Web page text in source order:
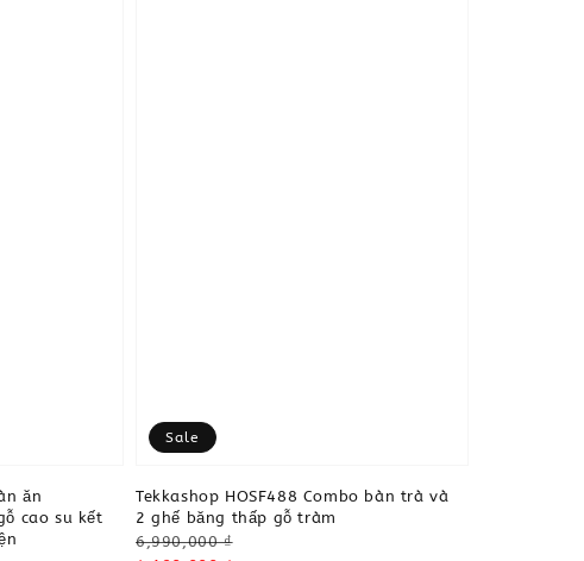
ăn
cao su kết
Sale
Tekkashop HOSF488 Combo bàn trà và
2 ghế băng thấp gỗ tràm
Regular
6,990,000 ₫